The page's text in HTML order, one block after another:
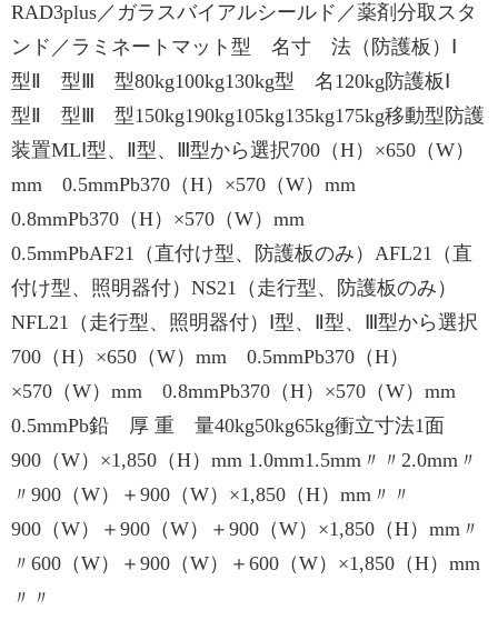
RAD3plus／ガラスバイアルシールド／薬剤分取スタ
ンド／ラミネートマット型 名寸 法（防護板）Ⅰ
型Ⅱ 型Ⅲ 型80kg100kg130kg型 名120kg防護板Ⅰ
型Ⅱ 型Ⅲ 型150kg190kg105kg135kg175kg移動型防護
装置MLⅠ型、Ⅱ型、Ⅲ型から選択700（H）×650（W）
mm 0.5mmPb370（H）×570（W）mm
0.8mmPb370（H）×570（W）mm
0.5mmPbAF21（直付け型、防護板のみ）AFL21（直
付け型、照明器付）NS21（走行型、防護板のみ）
NFL21（走行型、照明器付）Ⅰ型、Ⅱ型、Ⅲ型から選択
700（H）×650（W）mm 0.5mmPb370（H）
×570（W）mm 0.8mmPb370（H）×570（W）mm
0.5mmPb鉛 厚 重 量40kg50kg65kg衝立寸法1面
900（W）×1,850（H）mm 1.0mm1.5mm〃〃2.0mm〃
〃900（W）＋900（W）×1,850（H）mm〃〃
900（W）＋900（W）＋900（W）×1,850（H）mm〃
〃600（W）＋900（W）＋600（W）×1,850（H）mm
〃〃